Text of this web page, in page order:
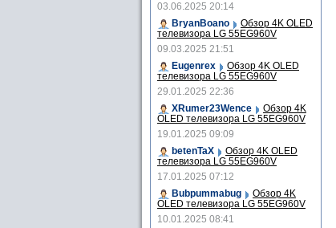
03.06.2025 20:14
BryanBoano
Обзор 4K OLED
телевизора LG 55EG960V
09.03.2025 21:51
Eugenrex
Обзор 4K OLED
телевизора LG 55EG960V
29.01.2025 22:36
XRumer23Wence
Обзор 4K
OLED телевизора LG 55EG960V
19.01.2025 09:09
betenTaX
Обзор 4K OLED
телевизора LG 55EG960V
17.01.2025 07:12
Bubpummabug
Обзор 4K
OLED телевизора LG 55EG960V
10.01.2025 08:41